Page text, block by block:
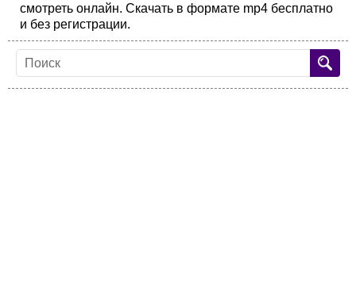
смотреть онлайн. Скачать в формате mp4 бесплатно
и без регистрации.